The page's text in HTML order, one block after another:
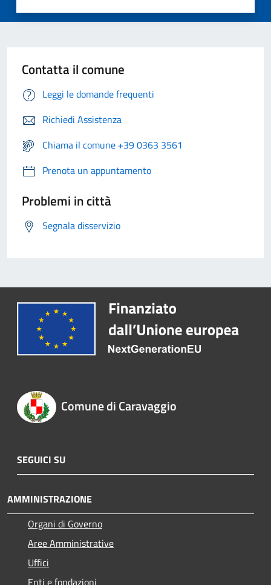
Contatta il comune
Leggi le domande frequenti
Richiedi Assistenza
Chiama il comune +39 0363 3561
Prenota un appuntamento
Problemi in città
Segnala disservizio
Comune di Caravaggio
SEGUICI SU
AMMINISTRAZIONE
Organi di Governo
Aree Amministrative
Uffici
Enti e fondazioni